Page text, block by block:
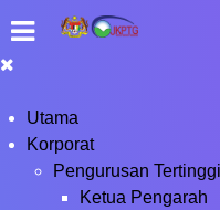
Utama
Korporat
Pengurusan Tertinggi
Ketua Pengarah